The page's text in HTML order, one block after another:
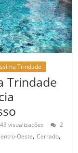
Trindade
Trindade
visualizações
2
Oeste,Cerrado,